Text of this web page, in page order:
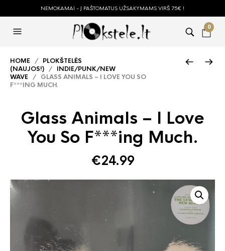
NEMOKAMAI - Į PAŠTOMATUS UŽSAKYMAMS VIRŠ 75€ !
0
HOME / PLOKŠTELĖS
(NAUJOS!) / INDIE/PUNK/NEW
WAVE / GLASS ANIMALS – I LOVE YOU SO
F***ING MUCH.
Glass Animals – I Love
You So F***ing Much.
€24.99